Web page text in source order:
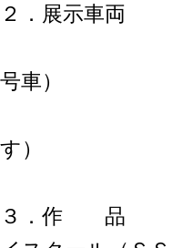
２．展示車両
編成番号
号車）
（※動物公
す）
３．作 品 文